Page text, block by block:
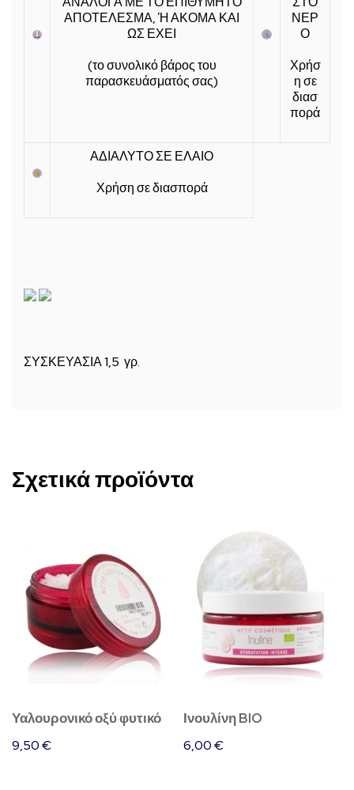
ΑΠΟΤΕΛΕΣΜΑ, Ή ΑΚΟΜΑ ΚΑΙ
ΩΣ ΕΧΕΙ
(το συνολικό βάρος του
παρασκευάσματός σας)
ΝΕΡ
Ο
Χρήσ
η σε
διασ
πορά
ΑΔΙΑΛΥΤΟ ΣΕ ΕΛΑΙΟ
Χρήση σε διασπορά
ΣΥΣΚΕΥΑΣΙΑ 1,5 γρ.
Σχετικά προϊόντα
Υαλουρονικό οξύ φυτικό
9,50€
Ινουλίνη BIO
6,00€